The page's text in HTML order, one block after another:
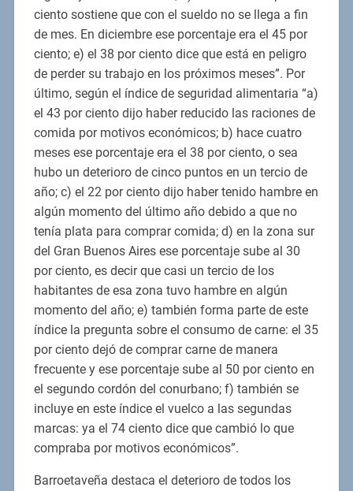
ciento sostiene que con el sueldo no se llega a fin
de mes. En diciembre ese porcentaje era el 45 por
ciento; e) el 38 por ciento dice que está en peligro
de perder su trabajo en los próximos meses”. Por
último, según el índice de seguridad alimentaria “a)
el 43 por ciento dijo haber reducido las raciones de
comida por motivos económicos; b) hace cuatro
meses ese porcentaje era el 38 por ciento, o sea
hubo un deterioro de cinco puntos en un tercio de
año; c) el 22 por ciento dijo haber tenido hambre en
algún momento del último año debido a que no
tenía plata para comprar comida; d) en la zona sur
del Gran Buenos Aires ese porcentaje sube al 30
por ciento, es decir que casi un tercio de los
habitantes de esa zona tuvo hambre en algún
momento del año; e) también forma parte de este
índice la pregunta sobre el consumo de carne: el 35
por ciento dejó de comprar carne de manera
frecuente y ese porcentaje sube al 50 por ciento en
el segundo cordón del conurbano; f) también se
incluye en este índice el vuelco a las segundas
marcas: ya el 74 ciento dice que cambió lo que
compraba por motivos económicos”.
Barroetaveña destaca el deterioro de todos los